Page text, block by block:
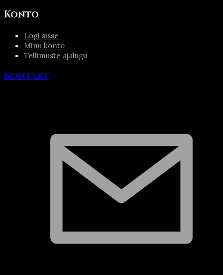
Konto
Logi sisse
Minu konto
Tellimuste ajalugu
Kontakt